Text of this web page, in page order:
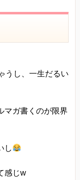
うし、一生だるい
マガ書くのが限界
し
感じw